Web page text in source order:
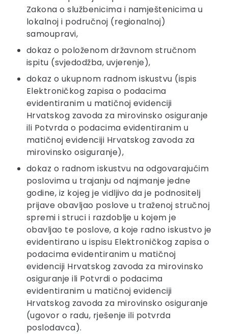
Zakona o službenicima i namještenicima u
lokalnoj i područnoj (regionalnoj)
samoupravi,
dokaz o položenom državnom stručnom
ispitu (svjedodžba, uvjerenje),
dokaz o ukupnom radnom iskustvu (ispis
Elektroničkog zapisa o podacima
evidentiranim u matičnoj evidenciji
Hrvatskog zavoda za mirovinsko osiguranje
ili Potvrda o podacima evidentiranim u
matičnoj evidenciji Hrvatskog zavoda za
mirovinsko osiguranje),
dokaz o radnom iskustvu na odgovarajućim
poslovima u trajanju od najmanje jedne
godine, iz kojeg je vidljivo da je podnositelj
prijave obavljao poslove u traženoj stručnoj
spremi i struci i razdoblje u kojem je
obavljao te poslove, a koje radno iskustvo je
evidentirano u ispisu Elektroničkog zapisa o
podacima evidentiranim u matičnoj
evidenciji Hrvatskog zavoda za mirovinsko
osiguranje ili Potvrdi o podacima
evidentiranim u matičnoj evidenciji
Hrvatskog zavoda za mirovinsko osiguranje
(ugovor o radu, rješenje ili potvrda
poslodavca).